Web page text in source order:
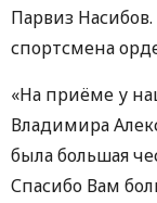
Парвиз
спортсмена
«На приёме у
Владимира
была большая
Спасибо Вам